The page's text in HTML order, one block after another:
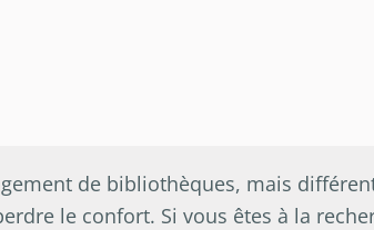
de bibliothèques, mais
le confort. Si vous êtes à la